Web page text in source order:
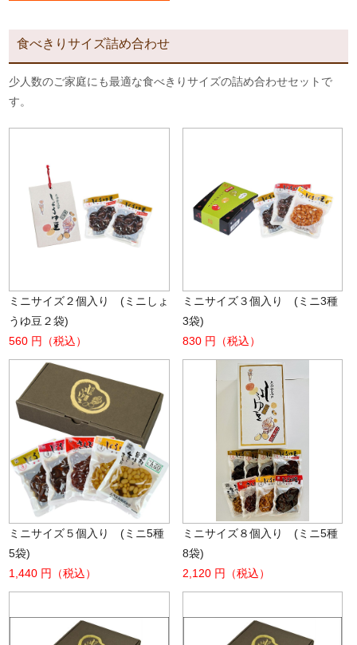
食べきりサイズ詰め合わせ
少人数のご家庭にも最適な食べきりサイズの詰め合わせセットで
す。
ミニサイズ２個入り (ミニしょ
うゆ豆２袋)
560 円（税込）
ミニサイズ３個入り (ミニ3種
3袋)
830 円（税込）
ミニサイズ５個入り (ミニ5種
5袋)
1,440 円（税込）
ミニサイズ８個入り (ミニ5種
8袋)
2,120 円（税込）